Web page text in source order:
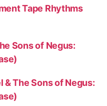
Tape Rhythms
Sons of Negus:
& The Sons of Negus: